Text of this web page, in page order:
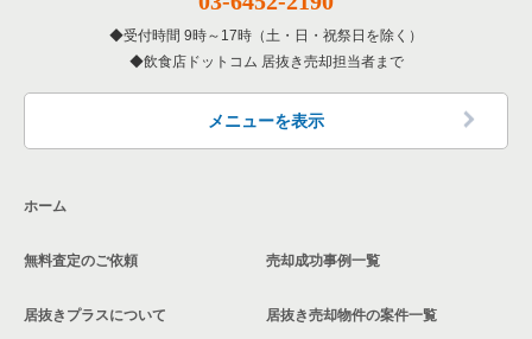
大阪市天王寺区の飲食店の居抜き売却物件の案件一覧
高石市の飲食店の居抜き売却物件の案件一覧
大阪市鶴見区の飲食店の居抜き売却物件の案件一覧
大阪市浪速区の飲食店の居抜き売却物件の案件一覧
大阪府の洋食の居抜き売却物件の案件一覧
大阪府のその他の居抜き売却物件の案件一覧
受付時間 9時～17時（土・日・祝祭日を除く）
飲食店ドットコム 居抜き売却担当者まで
メニューを表示
ホーム
無料査定のご依頼
居抜きプラスについて
売却成功事例一覧
居抜き売却物件の案件一覧